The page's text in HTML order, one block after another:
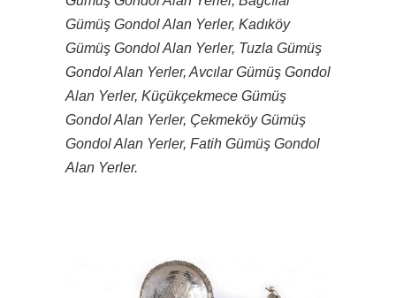
Gümüş Gondol Alan Yerler, Kadıköy
Gümüş Gondol Alan Yerler, Tuzla Gümüş
Gondol Alan Yerler, Avcılar Gümüş Gondol
Alan Yerler, Küçükçekmece Gümüş
Gondol Alan Yerler, Çekmeköy Gümüş
Gondol Alan Yerler, Fatih Gümüş Gondol
Alan Yerler.